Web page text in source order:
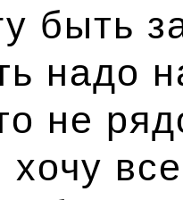
быть
надо
не
хочу